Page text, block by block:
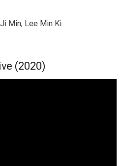
Min, Lee Min Ki
(2020)